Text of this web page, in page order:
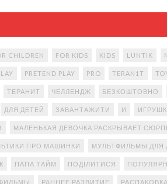
CHILDREN FOR KIDS KIDS LUNTIK
PRETEND PLAY PRO TERAN1T
ТЕРАНИТ ЧЕЛЛЕНДЖ БЕЗКОШТОВНО
ДЛЯ ДЕТЕЙ ЗАВАНТАЖИТИ И
МАЛЕНЬКАЯ ДЕВОЧКА РАСКРЫВАЕТ
ПРО МАШИНКИ МУЛЬТФИЛЬМЫ ДЛЯ
ПАПА ТАЙМ ПОДІЛИТИСЯ
РАННЕЕ РАЗВИТИЕ